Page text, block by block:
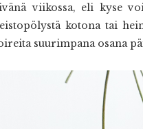
viikossa, eli kyse
kotona tai
suurimpana osana